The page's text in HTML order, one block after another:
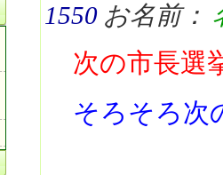
1550 お名前：
次の市長選
そろそろ次